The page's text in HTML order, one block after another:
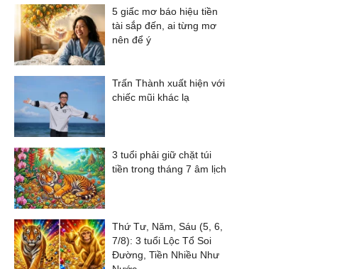
5 giấc mơ báo hiệu tiền
tài sắp đến, ai từng mơ
nên để ý
Trấn Thành xuất hiện với
chiếc mũi khác lạ
3 tuổi phải giữ chặt túi
tiền trong tháng 7 âm lịch
Thứ Tư, Năm, Sáu (5, 6,
7/8): 3 tuổi Lộc Tổ Soi
Đường, Tiền Nhiều Như